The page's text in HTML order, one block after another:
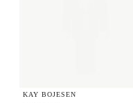
KAY BOJESEN